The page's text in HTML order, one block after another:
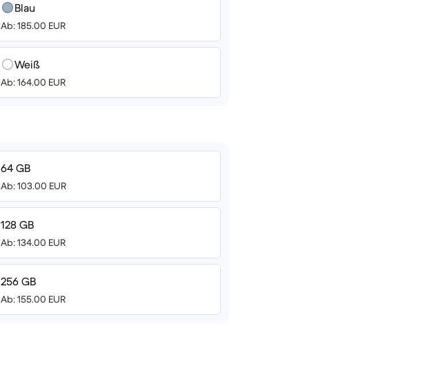
Blau
Ab: 185.00 EUR
Weiß
Ab: 164.00 EUR
64 GB
Ab: 103.00 EUR
128 GB
Ab: 134.00 EUR
256 GB
Ab: 155.00 EUR